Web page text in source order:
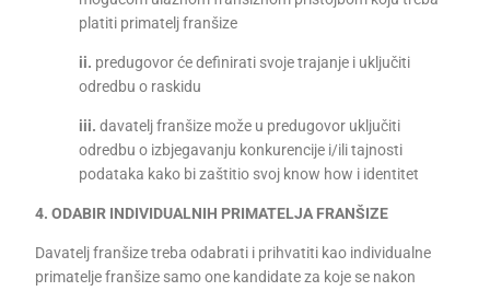
platiti primatelj franšize
ii. predugovor će definirati svoje trajanje i uključiti
odredbu o raskidu
iii. davatelj franšize može u predugovor uključiti
odredbu o izbjegavanju konkurencije i/ili tajnosti
podataka kako bi zaštitio svoj know how i identitet
4. ODABIR INDIVIDUALNIH PRIMATELJA FRANŠIZE
Davatelj franšize treba odabrati i prihvatiti kao individualne
primatelje franšize samo one kandidate za koje se nakon